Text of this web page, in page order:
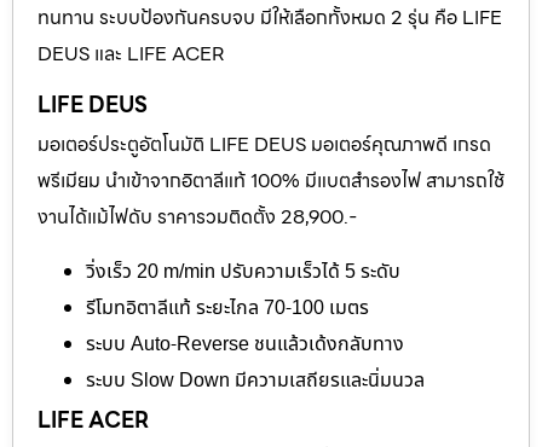
ทนทาน ระบบป้องกันครบจบ มีให้เลือกทั้งหมด 2 รุ่น คือ LIFE
DEUS และ LIFE ACER
LIFE DEUS
มอเตอร์ประตูอัตโนมัติ LIFE DEUS มอเตอร์คุณภาพดี เกรด
พรีเมียม นำเข้าจากอิตาลีแท้ 100% มีแบตสำรองไฟ สามารถใช้
งานได้แม้ไฟดับ ราคารวมติดตั้ง 28,900.-
วิ่งเร็ว 20 m/min ปรับความเร็วได้ 5 ระดับ
รีโมทอิตาลีแท้ ระยะไกล 70-100 เมตร
ระบบ Auto-Reverse ชนแล้วเด้งกลับทาง
ระบบ Slow Down มีความเสถียรและนิ่มนวล
LIFE ACER